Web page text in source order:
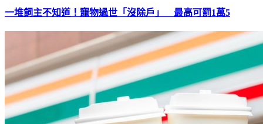
一堆飼主不知道！寵物過世「沒除戶」 最高可罰1萬5